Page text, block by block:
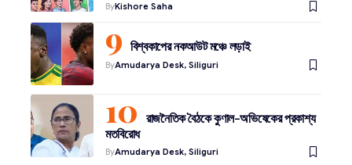
ByKishore Saha
বিশ্বকাপের নকআউট মঞ্চে লড়াই
ByAmudarya Desk, Siliguri
রাজনৈতিক বৈঠকে কুণাল-অভিষেকের প্রকাশ্য
মতবিরোধ
ByAmudarya Desk, Siliguri